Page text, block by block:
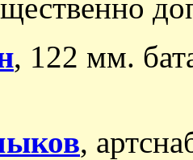
, 122 мм.
,